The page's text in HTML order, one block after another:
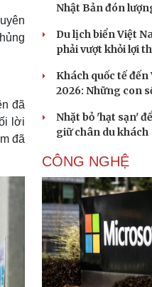
đã
lời
đã
Nhật Bản đón
Du lịch biển Việt
phải vượt khỏi lợi
Khách quốc tế
2026: Những con
Nhặt bỏ 'hạt sạn'
giữ chân du khách
CÔNG NGHỆ